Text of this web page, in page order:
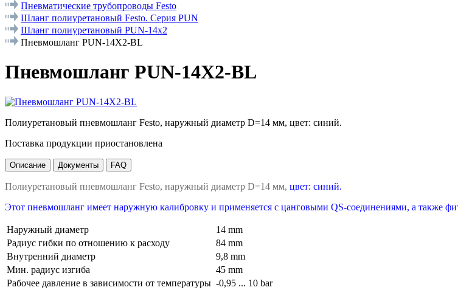
Пневматические трубопроводы Festo
Шланг полиуретановый Festo. Серия PUN
Шланг полиуретановый PUN-14x2
Пневмошланг PUN-14X2-BL
Пневмошланг PUN-14X2-BL
Полиуретановый пневмошланг Festo, наружный диаметр D=14 мм, цвет: синий.
Поставка продукции приостановлена
Описание Документы FAQ
Полиуретановый пневмошланг Festo, наружный диаметр D=14 мм, цвет: синий.
Этот пневмошланг имеет наружную калибровку и применяется с цанговыми QS-соединениями, а также
Наружный диаметр
14 mm
Радиус гибки по отношению к расходу
84 mm
Внутренний диаметр
9,8 mm
Мин. радиус изгиба
45 mm
Рабочее давление в зависимости от температуры -0,95 ... 10 bar